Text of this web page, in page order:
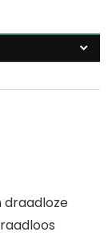
draadloze